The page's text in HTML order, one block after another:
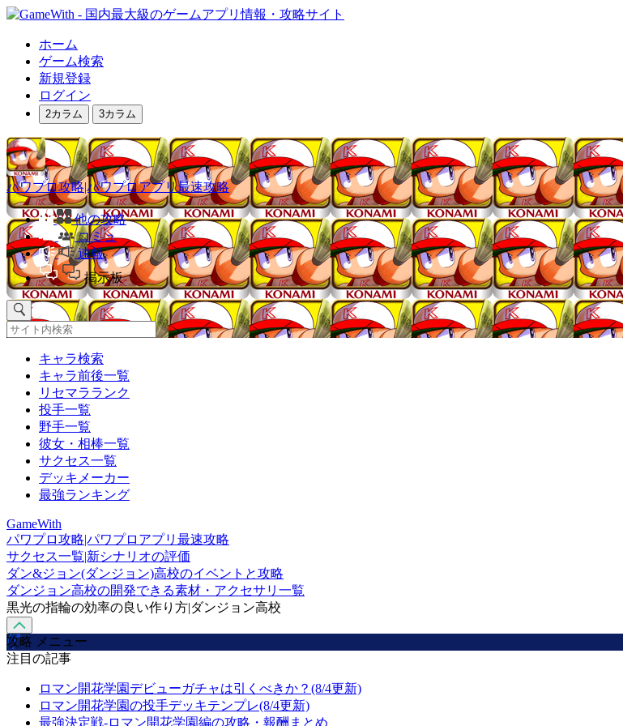
ホーム
ゲーム検索
新規登録
ログイン
2カラム 3カラム
パワプロ攻略|パワプロアプリ最速攻略
他の攻略
コミュ
速報
掲示板
キャラ検索
キャラ前後一覧
リセマラランク
投手一覧
野手一覧
彼女・相棒一覧
サクセス一覧
デッキメーカー
最強ランキング
GameWith
パワプロ攻略|パワプロアプリ最速攻略
サクセス一覧|新シナリオの評価
ダン&ジョン(ダンジョン)高校のイベントと攻略
ダンジョン高校の開発できる素材・アクセサリ一覧
黒光の指輪の効率の良い作り方|ダンジョン高校
攻略 メニュー
注目の記事
ロマン開花学園デビューガチャは引くべきか？(8/4更新)
ロマン開花学園の投手デッキテンプレ(8/4更新)
最強決定戦-ロマン開花学園編の攻略・報酬まとめ